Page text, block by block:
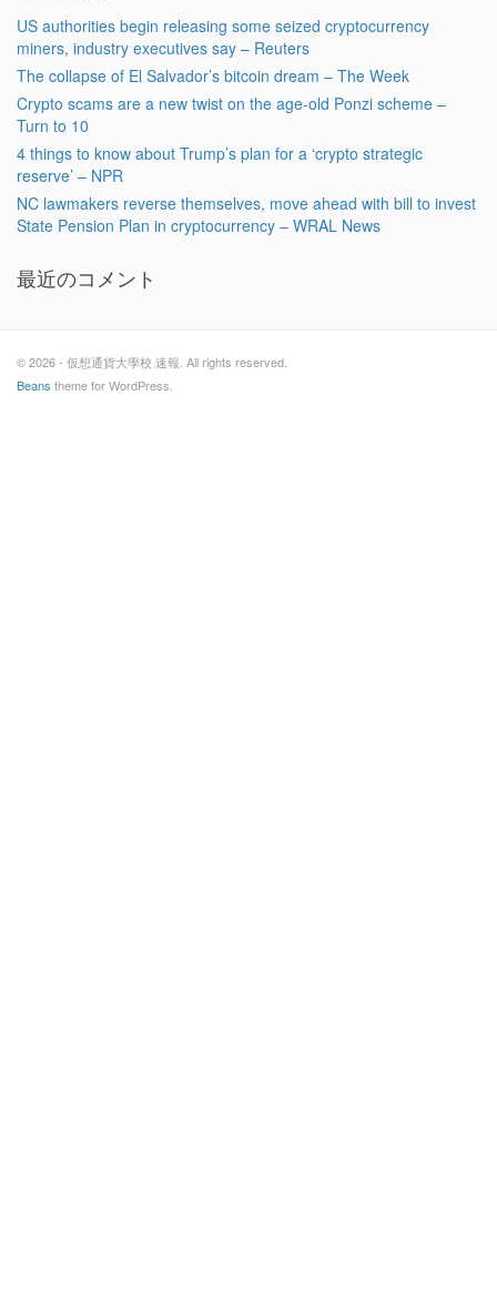
US authorities begin releasing some seized cryptocurrency
miners, industry executives say – Reuters
The collapse of El Salvador’s bitcoin dream – The Week
Crypto scams are a new twist on the age-old Ponzi scheme –
Turn to 10
4 things to know about Trump’s plan for a ‘crypto strategic
reserve’ – NPR
NC lawmakers reverse themselves, move ahead with bill to invest
State Pension Plan in cryptocurrency – WRAL News
最近のコメント
© 2026 - 仮想通貨大學校 速報. All rights reserved.
Beans theme for WordPress.